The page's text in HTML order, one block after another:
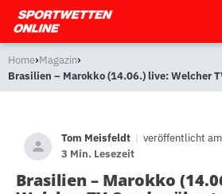
Home›Magazin›
Brasilien – Marokko (14.06.) live: Welcher
Tom Meisfeldt | veröffentlicht
3 Min. Lesezeit
Brasilien – Marokko